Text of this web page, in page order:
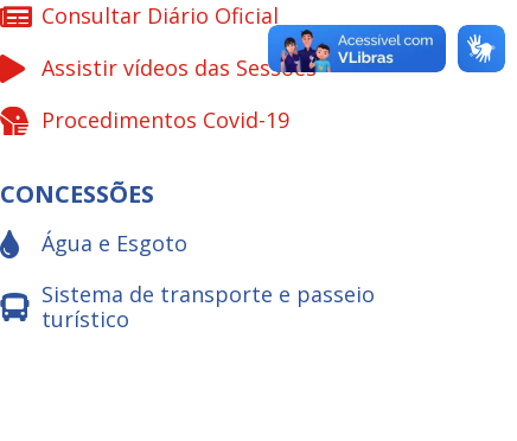
Consultar Diário Oficial
Assistir vídeos das Sessões
Procedimentos Covid-19
CONCESSÕES
Água e Esgoto
Sistema de transporte e passeio
turístico